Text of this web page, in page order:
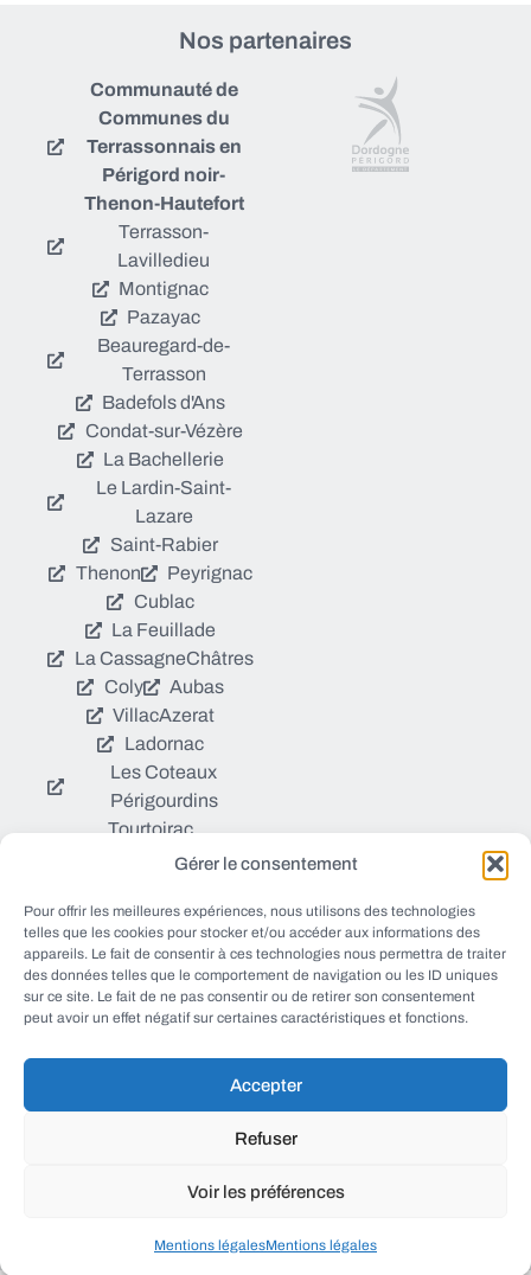
Gérer le consentement
Pour offrir les meilleures expériences, nous utilisons des technologies
telles que les cookies pour stocker et/ou accéder aux informations des
appareils. Le fait de consentir à ces technologies nous permettra de traiter
des données telles que le comportement de navigation ou les ID uniques
sur ce site. Le fait de ne pas consentir ou de retirer son consentement
peut avoir un effet négatif sur certaines caractéristiques et fonctions.
Accepter
Refuser
Voir les préférences
Mentions légalesMentions légales
Nos partenaires
Communauté de
Communes du
Terrassonnais en
Périgord noir-
Thenon-Hautefort
Terrasson-
Lavilledieu
Montignac
Pazayac
Beauregard-de-
Terrasson
Badefols d'Ans
Condat-sur-Vézère
La Bachellerie
Le Lardin-Saint-
Lazare
Saint-Rabier
Thenon
Peyrignac
Cublac
La Feuillade
La CassagneChâtres
Coly
Aubas
VillacAzerat
Ladornac
Les Coteaux
Périgourdins
Tourtoirac
© EWANEWS tous droits
réservés
https://ewanews.com/fee
d/
Qui sommes nous ?
Sources et Blogs
Numéros utiles
conception FORMACREA